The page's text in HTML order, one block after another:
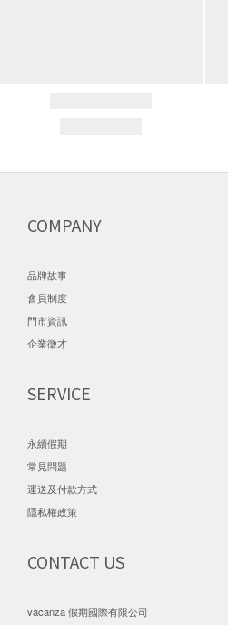
COMPANY
品牌故事
會員制度
門市資訊
企業徵才
SERVICE
永續假期
常見問題
運送及付款方式
隱私權政策
CONTACT US
vacanza 假期國際有限公司